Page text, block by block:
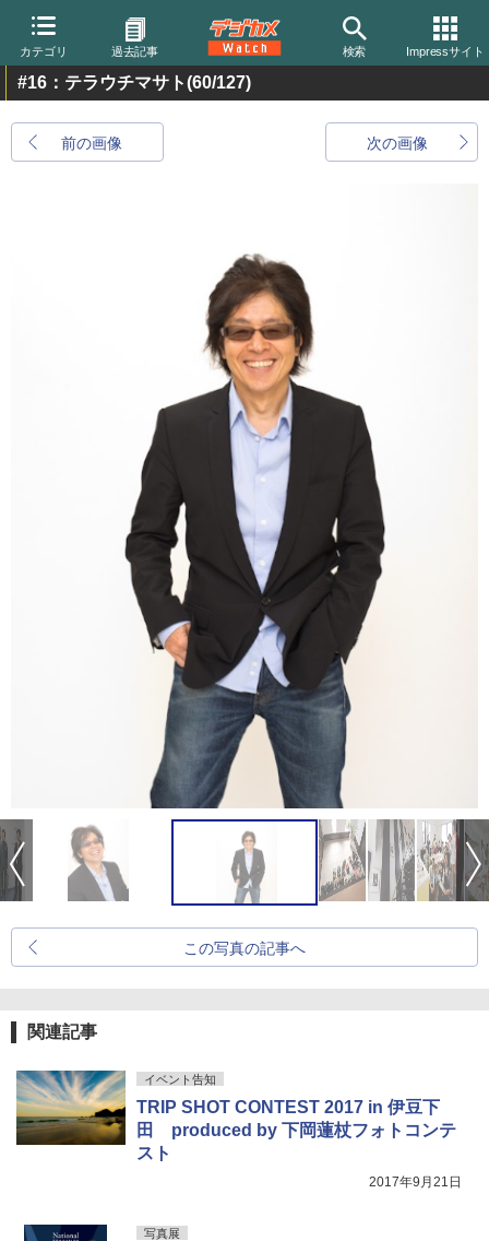
カテゴリ 過去記事 検索 Impressサイト
#16：テラウチマサト(60/127)
前の画像 次の画像
この写真の記事へ
関連記事
イベント告知
TRIP SHOT CONTEST 2017 in 伊豆下
田 produced by 下岡蓮杖フォトコンテ
スト
2017年9月21日
写真展